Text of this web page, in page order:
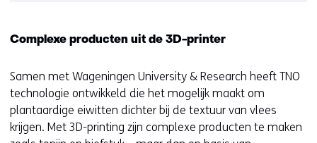
Complexe producten uit de 3D-printer
Samen met Wageningen University & Research heeft TNO
technologie ontwikkeld die het mogelijk maakt om
plantaardige eiwitten dichter bij de textuur van vlees
krijgen. Met 3D-printing zijn complexe producten te maken